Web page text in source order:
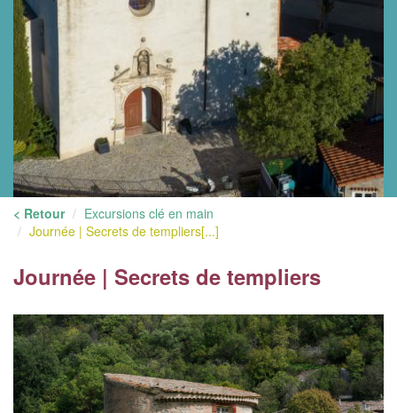
< Retour
Excursions clé en main
Journée | Secrets de templiers[...]
Journée | Secrets de templiers